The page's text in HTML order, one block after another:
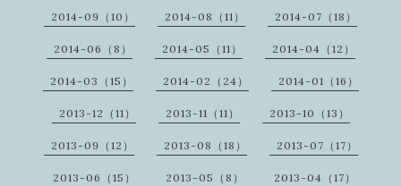
2014-09（10） 2014-08（11） 2014-07（18）
2014-06（8） 2014-05（11） 2014-04（12）
2014-03（15） 2014-02（24） 2014-01（16）
2013-12（11） 2013-11（11） 2013-10（13）
2013-09（12） 2013-08（18） 2013-07（17）
2013-06（15） 2013-05（8） 2013-04（17）